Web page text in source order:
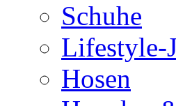
Schuhe
Lifestyle-
Hosen